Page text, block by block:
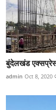
बुंदेलखंड
admin Oct 8, 2020